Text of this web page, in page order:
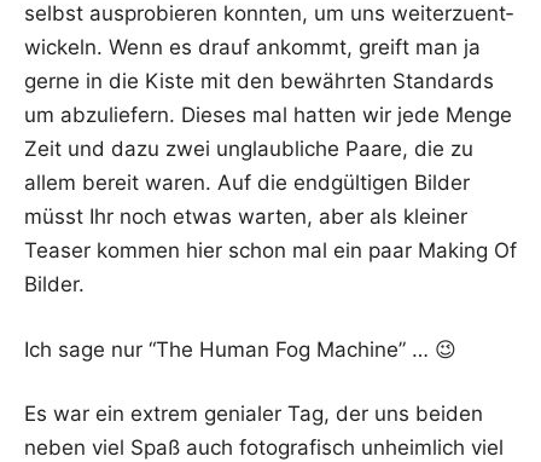
selbst aus­pro­bie­ren konn­ten, um uns wei­ter­zu­ent­
wi­ckeln. Wenn es drauf ankommt, greift man ja
ger­ne in die Kis­te mit den bewähr­ten Stan­dards
um abzu­lie­fern. Die­ses mal hat­ten wir jede Men­ge
Zeit und dazu zwei unglaub­li­che Paa­re, die zu
allem bereit waren. Auf die end­gül­ti­gen Bil­der
müsst Ihr noch etwas war­ten, aber als klei­ner
Teaser kom­men hier schon mal ein paar Making Of
Bilder.
Ich sage nur “The Human Fog Machine” … 😉
Es war ein extrem genia­ler Tag, der uns bei­den
neben viel Spaß auch foto­gra­fisch unheim­lich viel